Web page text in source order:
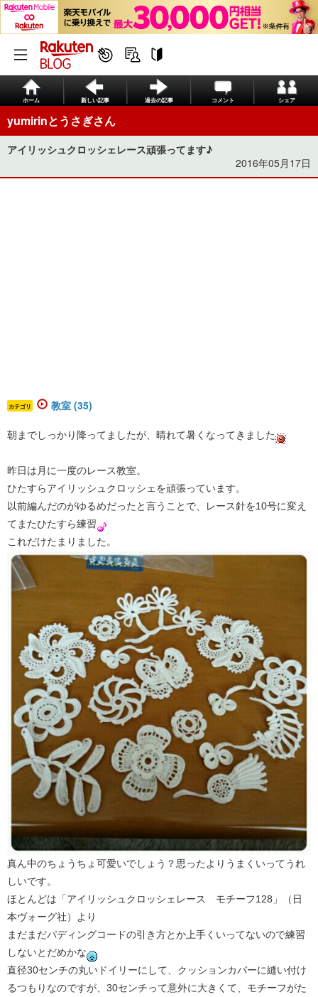
ホーム 新しい記事 過去の記事 コメント シェア
yumirinとうさぎさん
アイリッシュクロッシェレース頑張ってます♪
2016年05月17日
カテゴリ 教室 (35)
朝までしっかり降ってましたが、晴れて暑くなってきました
昨日は月に一度のレース教室。
ひたすらアイリッシュクロッシェを頑張っています。
以前編んだのがゆるめだったと言うことで、レース針を10号に変え
てまたひたすら練習
これだけたまりました。
真ん中のちょうちょ可愛いでしょう？思ったよりうまくいってうれ
しいです。
ほとんどは「アイリッシュクロッシェレース モチーフ128」（日
本ヴォーグ社）より
まだまだパディングコードの引き方とか上手くいってないので練習
しないとだめかな
直径30センチの丸いドイリーにして、クッションカバーに縫い付け
るつもりなのですが、30センチって意外に大きくて、モチーフがた